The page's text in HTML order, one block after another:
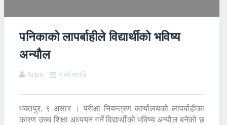
पनिकाको लापर्बाहीले विद्यार्थीको भविष्य
अन्यौल
Arjun ९ वर्ष अगाडि
भक्तपुर, ९ असार । परीक्षा नियन्त्रण कार्यालयको लापर्बाहीका
कारण उच्च शिक्षा अध्ययन गर्ने विद्यार्थीको भविष्य अन्यौल बनेको छ